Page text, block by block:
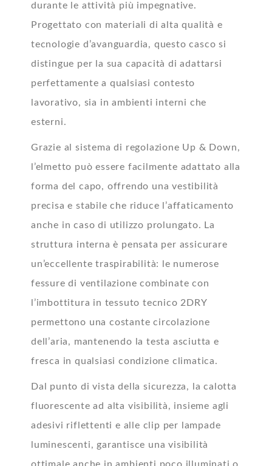
durante le attività più impegnative.
Progettato con materiali di alta qualità e
tecnologie d’avanguardia, questo casco si
distingue per la sua capacità di adattarsi
perfettamente a qualsiasi contesto
lavorativo, sia in ambienti interni che
esterni.
Grazie al sistema di regolazione Up & Down,
l’elmetto può essere facilmente adattato alla
forma del capo, offrendo una vestibilità
precisa e stabile che riduce l’affaticamento
anche in caso di utilizzo prolungato. La
struttura interna è pensata per assicurare
un’eccellente traspirabilità: le numerose
fessure di ventilazione combinate con
l’imbottitura in tessuto tecnico 2DRY
permettono una costante circolazione
dell’aria, mantenendo la testa asciutta e
fresca in qualsiasi condizione climatica.
Dal punto di vista della sicurezza, la calotta
fluorescente ad alta visibilità, insieme agli
adesivi riflettenti e alle clip per lampade
luminescenti, garantisce una visibilità